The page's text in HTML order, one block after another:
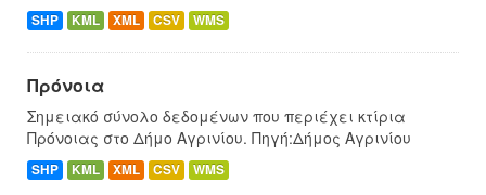
SHP KML XML CSV WMS
Πρόνοια
Σημειακό σύνολο δεδομένων που περιέχει κτίρια
Πρόνοιας στο Δήμο Αγρινίου. Πηγή:Δήμος Αγρινίου
SHP KML XML CSV WMS